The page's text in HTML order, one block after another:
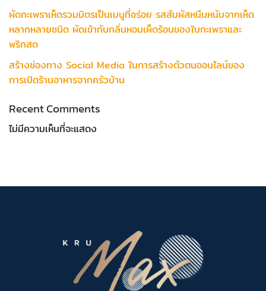
ผัดกะเพราเห็ดรวมมิตรเป็นเมนูที่อร่อย รสสัมผัสหนึบหนับจากเห็ด
หลากหลายชนิด ผัดเข้ากับกลิ่นหอมเผ็ดร้อนของใบกะเพราและ
พริกสด
สร้างช่องทาง Social Media ในการสร้างตัวตนออนไลน์ของ
การเปิดร้านอาหารจากครัวบ้าน
Recent Comments
ไม่มีความเห็นที่จะแสดง